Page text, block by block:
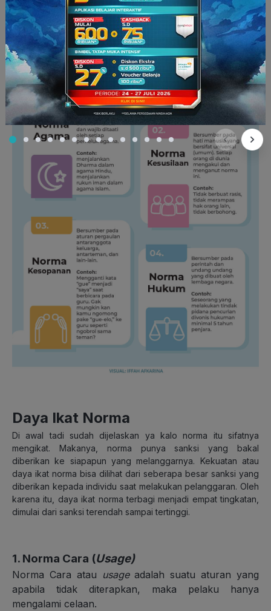
Daya Ikat Norma
Di awal tadi sudah dijelaskan ya kalo norma itu sifatnya
mengikat. Makanya, norma punya sanksi yang bakal
diberikan ke siapapun yang melanggarnya. Kekuatan atau
daya ikat norma bisa dilihat dari seberapa besar sanksi yang
diberikan kepada individu saat melakukan pelanggaran. Oleh
karena itu, daya ikat norma terbagi menjadi empat tingkatan,
dimulai dari sanksi terendah sampai tertinggi.
1. Norma Cara (Usage)
Norma Cara atau usageadalah suatu aturan yang
apabila tidak diterapkan, maka pelaku hanya
mengalami celaan.